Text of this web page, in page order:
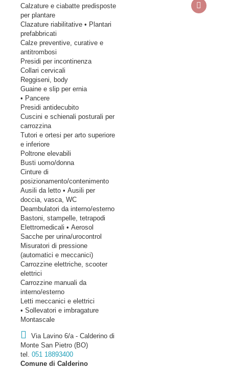
Calzature e ciabatte predisposte
per plantare
Clazature riabilitative • Plantari
prefabbricati
Calze preventive, curative e
antitrombosi
Presidi per incontinenza
Collari cervicali
Reggiseni, body
Guaine e slip per ernia
• Pancere
Presidi antidecubito
Cuscini e schienali posturali per
carrozzina
Tutori e ortesi per arto superiore
e inferiore
Poltrone elevabili
Busti uomo/donna
Cinture di
posizionamento/contenimento
Ausili da letto • Ausili per
doccia, vasca, WC
Deambulatori da interno/esterno
Bastoni, stampelle, tetrapodi
Elettromedicali • Aerosol
Sacche per urina/urocontrol
Misuratori di pressione
(automatici e meccanici)
Carrozzine elettriche, scooter
elettrici
Carrozzine manuali da
interno/esterno
Letti meccanici e elettrici
• Sollevatori e imbragature
Montascale
Via Lavino 6/a - Calderino di
Monte San Pietro (BO)
tel. 051 18893400
Comune di Calderino